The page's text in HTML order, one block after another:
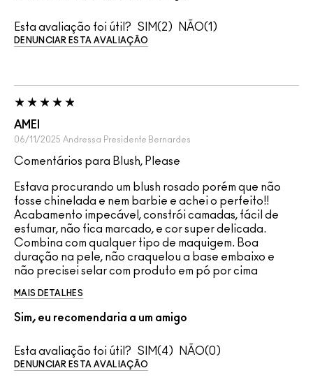
Esta avaliação foi útil? 2 1
DENUNCIAR ESTA AVALIAÇÃO
AMEI
06/11/2025 Andressa Presidente Bernardes
Comentários para Blush, Please
Estava procurando um blush rosado porém que não
fosse chinelada e nem barbie e achei o perfeito!!
Acabamento impecável, constrói camadas, fácil de
esfumar, não fica marcado, e cor super delicada.
Combina com qualquer tipo de maquigem. Boa
duração na pele, não craquelou a base embaixo e
não precisei selar com produto em pó por cima
MAIS DETALHES
Sim, eu recomendaria a um amigo
Esta avaliação foi útil? 4 0
DENUNCIAR ESTA AVALIAÇÃO